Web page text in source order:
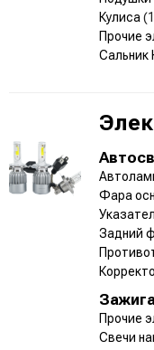
Кулиса
Прочие
Сальник
Фара
Задний
Прочие
Свечи